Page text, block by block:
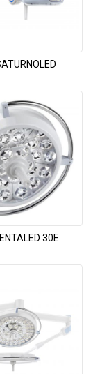
30E